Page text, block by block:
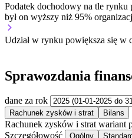
Podatek dochodowy na tle rynku
był on wyższy niż 95%
Udział w rynku powiększa się w
Sprawozdania
dane za rok
Rachunek zysków i strat Bilans
Rachunek zysków i strat wariant
Szczegółowość
Ogólny